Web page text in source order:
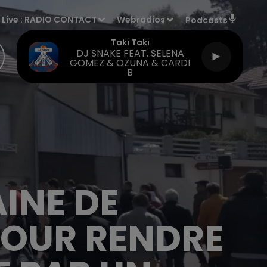
Live : RADIO CONTACT Webradios
Podcasts
Taki Taki
DJ SNAKE FEAT. SELENA
GOMEZ & OZUNA & CARDI
B
DE
RENDRE